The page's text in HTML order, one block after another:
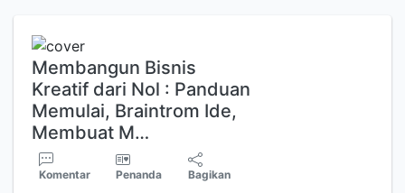
Membangun Bisnis
Kreatif dari Nol : Panduan
Memulai, Braintrom Ide,
Membuat M…
Komentar Penanda Bagikan